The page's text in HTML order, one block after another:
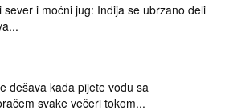
sever i moćni jug: Indija se ubrzano deli
dešava kada pijete vodu sa
svake večeri tokom...